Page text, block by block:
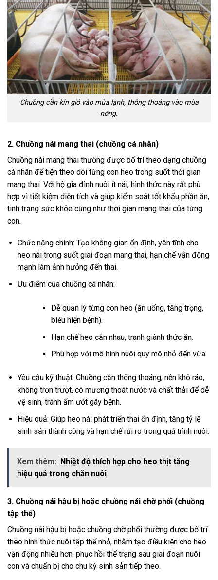
Chuồng cần kín gió vào mùa lạnh, thông thoáng vào mùa
nóng.
2. Chuồng nái mang thai (chuồng cá nhân)
Chuồng nái mang thai thường được bố trí theo dạng chuồng
cá nhân để tiện theo dõi từng con heo trong suốt thời gian
mang thai. Với hộ gia đình nuôi ít nái, hình thức này rất phù
hợp vì tiết kiệm diện tích và giúp kiểm soát tốt khẩu phần ăn,
tình trạng sức khỏe cũng như thời gian mang thai của từng
con.
Chức năng chính: Tạo không gian ổn định, yên tĩnh cho
heo nái trong suốt giai đoạn mang thai, hạn chế vận động
mạnh làm ảnh hưởng đến thai.
Ưu điểm của chuồng cá nhân:
Dễ quản lý từng con heo (ăn uống, tăng trọng,
biểu hiện bệnh).
Hạn chế heo cắn nhau, tranh giành thức ăn.
Phù hợp với mô hình nuôi quy mô nhỏ đến vừa.
Yêu cầu kỹ thuật: Chuồng cần thông thoáng, nền khô ráo,
không trơn trượt, có mương thoát nước và chất thải để dễ
vệ sinh, tránh ẩm ướt gây bệnh.
Hiệu quả: Giúp heo nái phát triển thai ổn định, tăng tỷ lệ
sinh sản thành công và hạn chế rủi ro trong quá trình nuôi.
Xem thêm: Nhiệt độ thích hợp cho heo thịt tăng
hiệu quả trong chăn nuôi
3. Chuồng nái hậu bị hoặc chuồng nái chờ phối (chuồng
tập thể)
Chuồng nái hậu bị hoặc chuồng chờ phối thường được bố trí
theo hình thức nuôi tập thể nhỏ, nhằm tạo điều kiện cho heo
vận động nhiều hơn, phục hồi thể trạng sau giai đoạn nuôi
con và chuẩn bị cho chu kỳ sinh sản tiếp theo.